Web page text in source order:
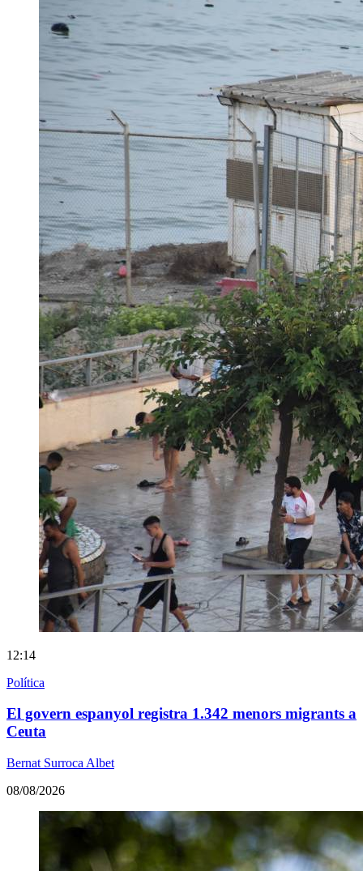
12:14
Política
El govern espanyol registra 1.342 menors migrants a
Ceuta
Bernat Surroca Albet
08/08/2026